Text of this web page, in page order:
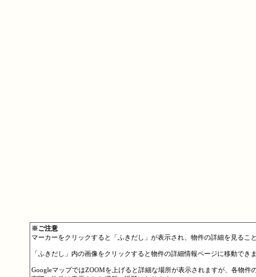
※ご注意
マーカーをクリックすると「ふきだし」が表示され、物件の詳細を見ること
「ふきだし」内の画像をクリックすると物件の詳細情報ページに移動できま
GoogleマップではZOOMを上げると詳細な場所が表示されますが、各物件